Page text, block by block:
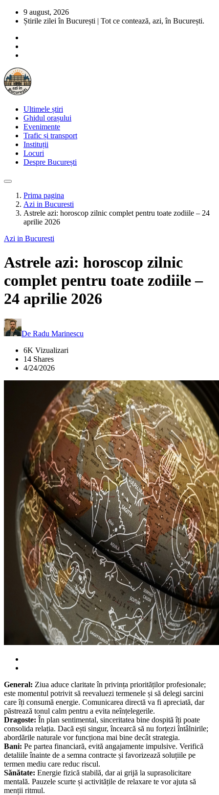
9 august, 2026
Știrile zilei în București | Tot ce contează, azi, în București.
Ultimele știri
Ghidul orașului
Evenimente
Trafic și transport
Instituții
Locuri
Despre București
Prima pagina
Azi in Bucuresti
Astrele azi: horoscop zilnic complet pentru toate zodiile – 24
aprilie 2026
Azi in Bucuresti
Astrele azi: horoscop zilnic
complet pentru toate zodiile –
24 aprilie 2026
De Radu Marinescu
6K Vizualizari
14 Shares
4/24/2026
General: Ziua aduce claritate în privința priorităților profesionale;
este momentul potrivit să reevaluezi termenele și să delegi sarcini
care îți consumă energie. Comunicarea directă va fi apreciată, dar
păstrează tonul calm pentru a evita neînțelegerile.
Dragoste: În plan sentimental, sinceritatea bine dospită îți poate
consolida relația. Dacă ești singur, încearcă să nu forțezi întâlnirile;
abordările naturale vor funcționa mai bine decât strategia.
Bani: Pe partea financiară, evită angajamente impulsive. Verifică
detaliile înainte de a semna contracte și favorizează soluțiile pe
termen mediu care reduc riscul.
Sănătate: Energie fizică stabilă, dar ai grijă la suprasolicitare
mentală. Pauzele scurte și activitățile de relaxare te vor ajuta să
menții ritmul.